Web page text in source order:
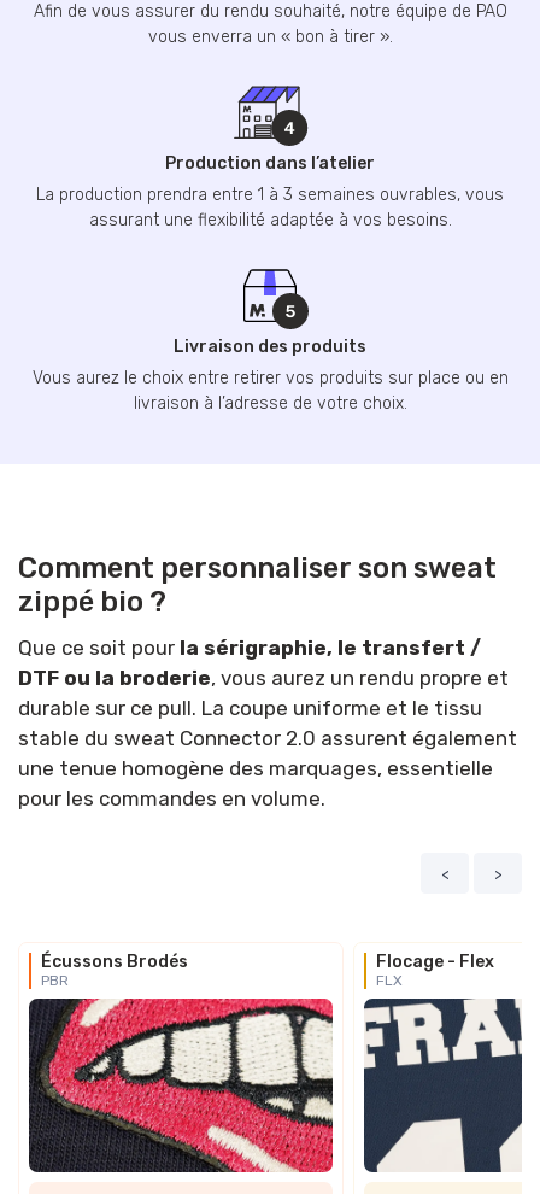
Afin de vous assurer du rendu souhaité, notre équipe de PAO
vous enverra un « bon à tirer ».
Production dans l’atelier
La production prendra entre 1 à 3 semaines ouvrables, vous
assurant une flexibilité adaptée à vos besoins.
Livraison des produits
Vous aurez le choix entre retirer vos produits sur place ou en
livraison à l’adresse de votre choix.
Comment personnaliser son sweat
zippé bio ?
Que ce soit pour la sérigraphie, le transfert /
DTF ou la broderie, vous aurez un rendu propre et
durable sur ce pull. La coupe uniforme et le tissu
stable du sweat Connector 2.0 assurent également
une tenue homogène des marquages, essentielle
pour les commandes en volume.
< >
Écussons Brodés
PBR
Flocage - Flex
FLX